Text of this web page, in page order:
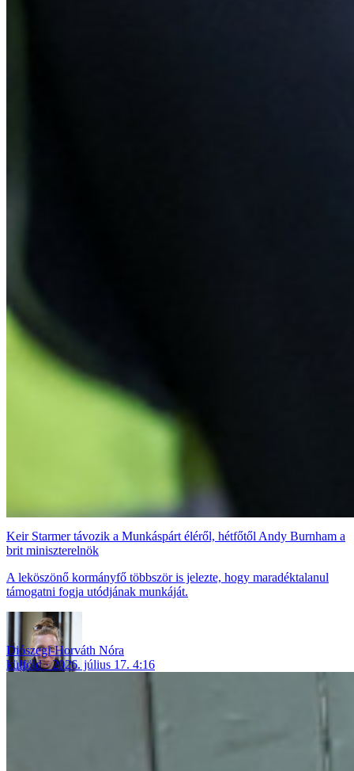
Keir Starmer távozik a Munkáspárt éléről, hétfőtől Andy Burnham a
brit miniszterelnök
A leköszönő kormányfő többször is jelezte, hogy maradéktalanul
támogatni fogja utódjának munkáját.
Diószegi-Horváth Nóra
külföld
2026. július 17. 4:16